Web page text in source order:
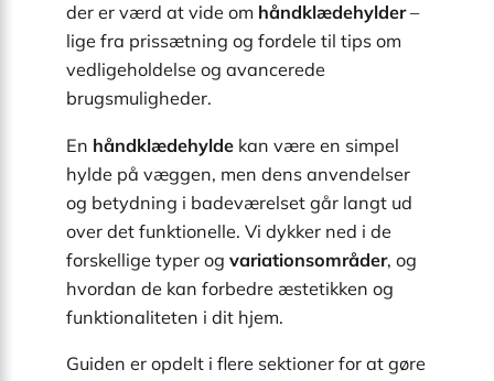
der er værd at vide om håndklædehylder–
lige fra prissætning og fordele til tips om
vedligeholdelse og avancerede
brugsmuligheder.
En håndklædehylde kan være en simpel
hylde på væggen, men dens anvendelser
og betydning i badeværelset går langt ud
over det funktionelle. Vi dykker ned i de
forskellige typer og variationsområder, og
hvordan de kan forbedre æstetikken og
funktionaliteten i dit hjem.
Guiden er opdelt i flere sektioner for at gøre